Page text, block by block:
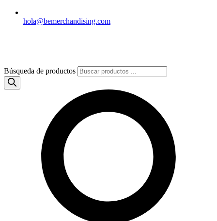
hola@bemerchandising.com
Búsqueda de productos